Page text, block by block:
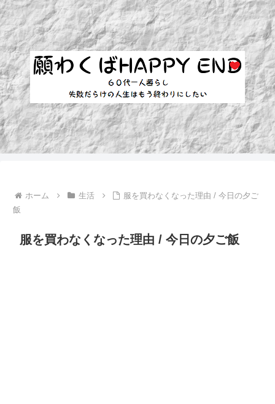
ホーム 生活
服を買わなくなった理由 / 今日の夕ご
飯
服を買わなくなった理由 / 今日の夕ご飯